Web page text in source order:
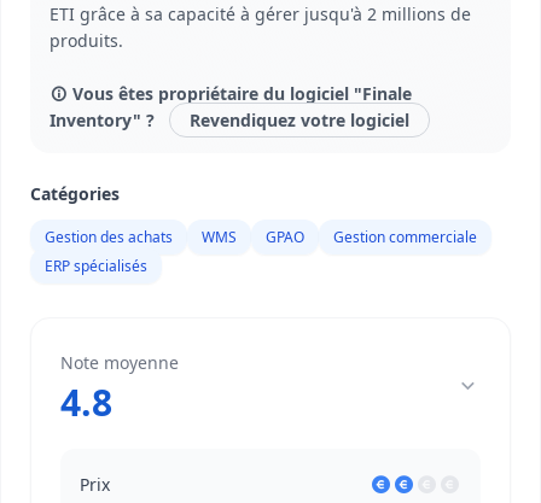
ETI grâce à sa capacité à gérer jusqu'à 2 millions de
produits.
Vous êtes propriétaire du logiciel "Finale
Inventory" ?
Revendiquez votre logiciel
Catégories
Gestion des achats WMS GPAO
Gestion commerciale
ERP spécialisés
Note moyenne
4.8
Prix